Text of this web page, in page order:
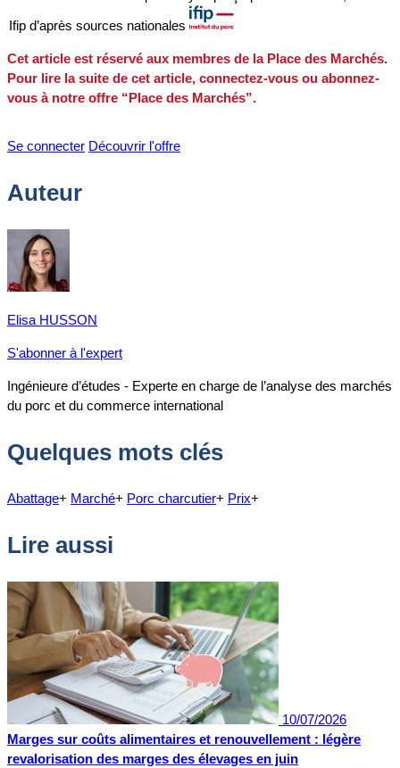
Ifip d’après sources nationales
Cet article est réservé aux membres de la Place des Marchés.
Pour lire la suite de cet article, connectez-vous ou abonnez-
vous à notre offre “Place des Marchés”.
Se connecter Découvrir l'offre
Auteur
Elisa HUSSON
S'abonner à l'expert
Ingénieure d’études - Experte en charge de l’analyse des marchés
du porc et du commerce international
Quelques mots clés
Abattage+ Marché+ Porc charcutier+ Prix+
Lire aussi
10/07/2026
Marges sur coûts alimentaires et renouvellement : légère
revalorisation des marges des élevages en juin